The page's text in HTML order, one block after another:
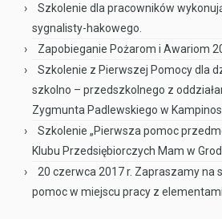
Szkolenie dla pracowników
sygnalisty-hakowego.
Zapobieganie Pożarom i Awariom
Szkolenie z Pierwszej Pomocy dla
szkolno – przedszkolnego z
Zygmunta Padlewskiego w
Szkolenie „Pierwsza pomoc
Klubu Przedsiębiorczych Mam w
20 czerwca 2017 r. Zapraszamy na
pomoc w miejscu pracy z